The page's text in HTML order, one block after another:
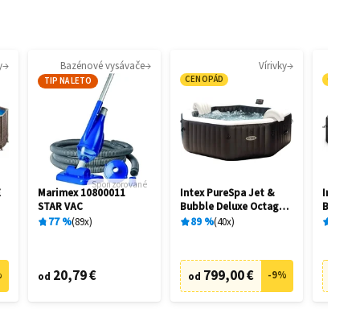
Bazénové vysávače
TIP NA LETO
Sponzorované
Marimex 10800011
STAR VAC
77% 89x
od 20,79 €
Vírivky
CENOPÁD
Intex PureSpa Jet &
Bubble Deluxe Octagon
28462
89 % 40x
od 799,00 € -9%
Intex
Bubble
28458